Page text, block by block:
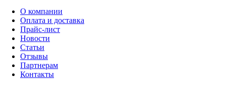
О компании
Оплата и доставка
Прайс-лист
Новости
Статьи
Отзывы
Партнерам
Контакты